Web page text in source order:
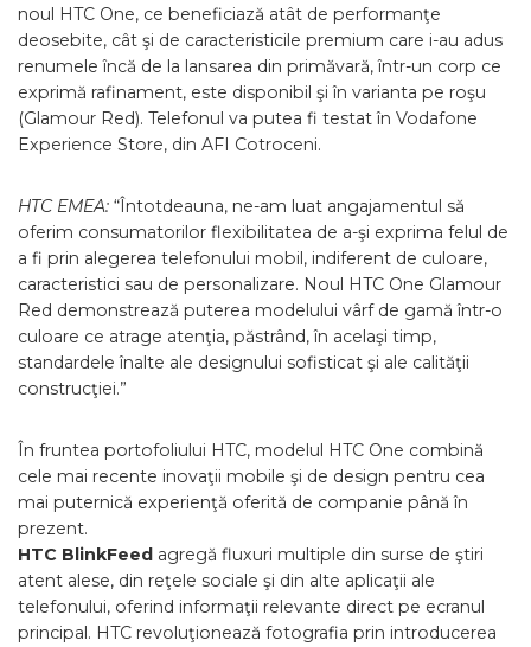
noul HTC One, ce beneficiază atât de performanţe
deosebite, cât şi de caracteristicile premium care i-au adus
renumele încă de la lansarea din primăvară, într-un corp ce
exprimă rafinament, este disponibil şi în varianta pe roşu
(Glamour Red). Telefonul va putea fi testat în Vodafone
Experience Store, din AFI Cotroceni.
HTC EMEA: “Întotdeauna, ne-am luat angajamentul să
oferim consumatorilor flexibilitatea de a-şi exprima felul de
a fi prin alegerea telefonului mobil, indiferent de culoare,
caracteristici sau de personalizare. Noul HTC One Glamour
Red demonstrează puterea modelului vârf de gamă într-o
culoare ce atrage atenţia, păstrând, în acelaşi timp,
standardele înalte ale designului sofisticat şi ale calităţii
construcţiei.”
În fruntea portofoliului HTC, modelul HTC One combină
cele mai recente inovaţii mobile şi de design pentru cea
mai puternică experienţă oferită de companie până în
prezent.
HTC BlinkFeed agregă fluxuri multiple din surse de ştiri
atent alese, din reţele sociale şi din alte aplicaţii ale
telefonului, oferind informaţii relevante direct pe ecranul
principal. HTC revoluţionează fotografia prin introducerea